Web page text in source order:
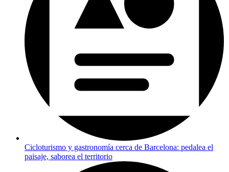
Cicloturismo y gastronomía cerca de Barcelona: pedalea el
paisaje, saborea el territorio